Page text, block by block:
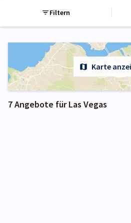
Filtern
Karte
7 Angebote für Las Vegas